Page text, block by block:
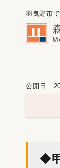
羽曳野市
公開日 :
◆